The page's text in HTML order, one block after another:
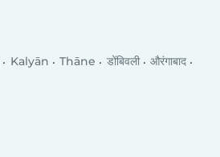
Kalyān Thāne डोंबिवली
औरंगाबाद